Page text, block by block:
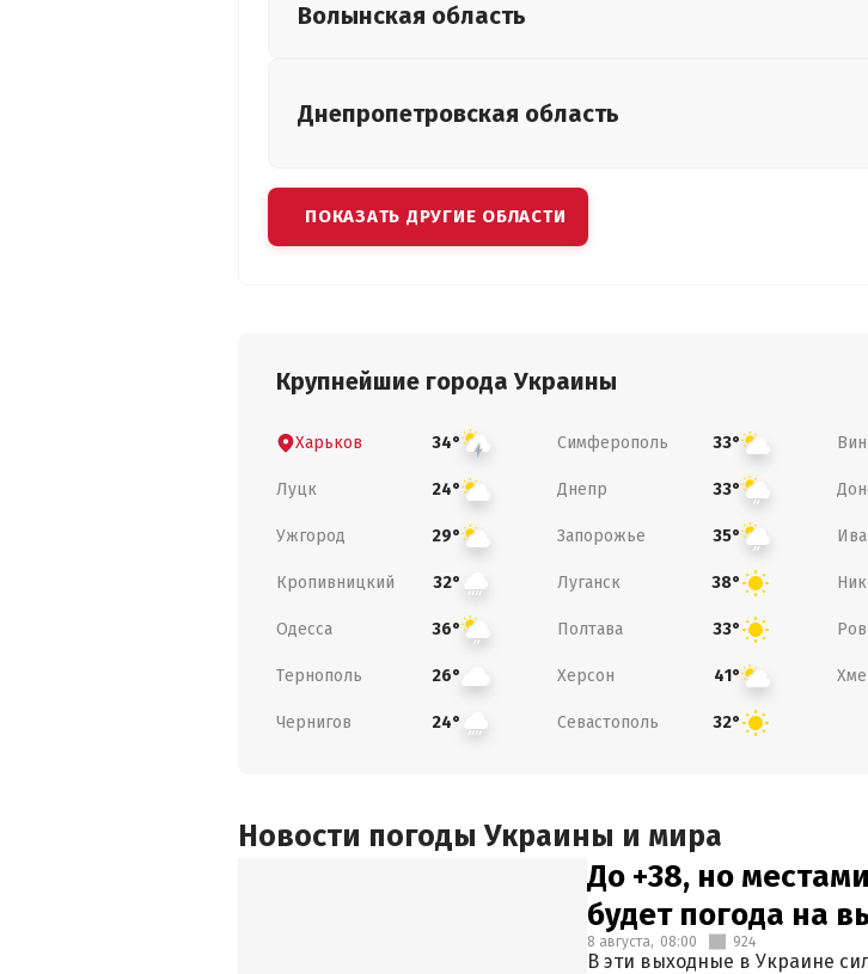
Волынская область
Днепропетровская область
ПОКАЗАТЬ ДРУГИЕ ОБЛАСТИ
Крупнейшие города Украины
Харьков 34° Симферополь 33°
Луцк 24° Днепр 33°
Ужгород 29° Запорожье 35°
Кропивницкий 32° Луганск 38°
Одесса 36° Полтава 33°
Тернополь 26° Херсон 41°
Чернигов 24° Севастополь 32°
Новости погоды Украины и мира
До +38, но
будет погода на
8 августа, 08:00 924
В эти выходные в Украине